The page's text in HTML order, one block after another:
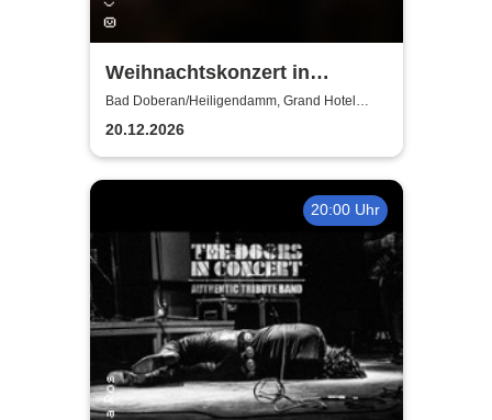
Weihnachtskonzert in
Heiligendamm - Talente der
Young Academy Rostock
Bad Doberan/Heiligendamm, Grand Hotel
Heiligendamm
20.12.2026
20:00 Uhr